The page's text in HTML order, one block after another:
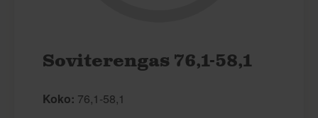
Soviterengas 76,1-58,1
Koko: 76,1-58,1